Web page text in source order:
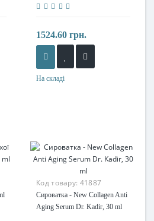
1524.60 грн.
На складі
Код товару: 41887
Сироватка - New Collagen Anti
Aging Serum Dr. Kadir, 30 ml